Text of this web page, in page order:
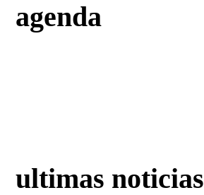
agenda
ultimas noticias